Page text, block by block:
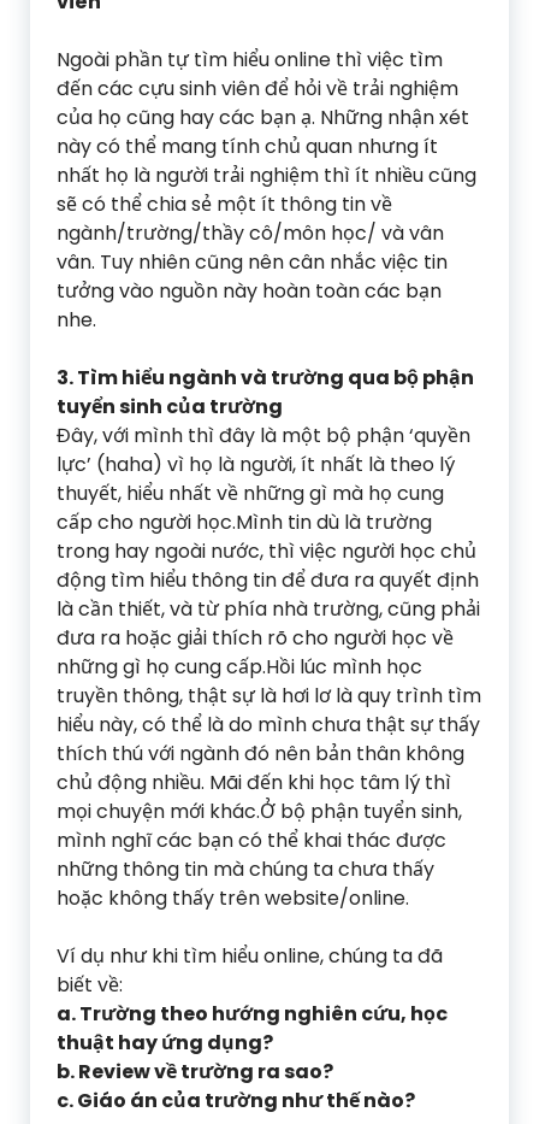
Ngoài phần tự tìm hiểu online thì việc tìm
đến các cựu sinh viên để hỏi về trải nghiệm
của họ cũng hay các bạn ạ. Những nhận xét
này có thể mang tính chủ quan nhưng ít
nhất họ là người trải nghiệm thì ít nhiều cũng
sẽ có thể chia sẻ một ít thông tin về
ngành/trường/thầy cô/môn học/ và vân
vân. Tuy nhiên cũng nên cân nhắc việc tin
tưởng vào nguồn này hoàn toàn các bạn
nhe.
3. Tìm hiểu ngành và trường qua bộ phận
tuyển sinh của trường
Đây, với mình thì đây là một bộ phận ‘quyền
lực’ (haha) vì họ là người, ít nhất là theo lý
thuyết, hiểu nhất về những gì mà họ cung
cấp cho người học.Mình tin dù là trường
trong hay ngoài nước, thì việc người học chủ
động tìm hiểu thông tin để đưa ra quyết định
là cần thiết, và từ phía nhà trường, cũng phải
đưa ra hoặc giải thích rõ cho người học về
những gì họ cung cấp.Hồi lúc mình học
truyền thông, thật sự là hơi lơ là quy trình tìm
hiểu này, có thể là do mình chưa thật sự thấy
thích thú với ngành đó nên bản thân không
chủ động nhiều. Mãi đến khi học tâm lý thì
mọi chuyện mới khác.Ở bộ phận tuyển sinh,
mình nghĩ các bạn có thể khai thác được
những thông tin mà chúng ta chưa thấy
hoặc không thấy trên website/online.
Ví dụ như khi tìm hiểu online, chúng ta đã
biết về:
a. Trường theo hướng nghiên cứu, học
thuật hay ứng dụng?
b. Review về trường ra sao?
c. Giáo án của trường như thế nào?